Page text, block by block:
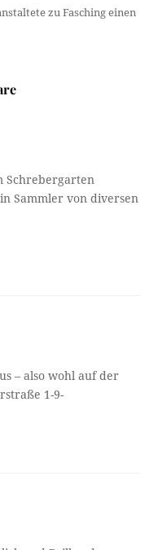
zu Fasching einen
Schrebergarten
Sammler von diversen
– also wohl auf der
1-9-